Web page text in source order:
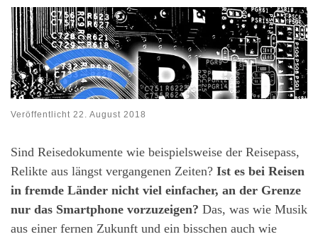
Veröffentlicht 22. August 2018
Sind Reisedokumente wie beispielsweise der Reisepass,
Relikte aus längst vergangenen Zeiten? Ist es bei Reisen
in fremde Länder nicht viel einfacher, an der Grenze
nur das Smartphone vorzuzeigen? Das, was wie Musik
aus einer fernen Zukunft und ein bisschen auch wie